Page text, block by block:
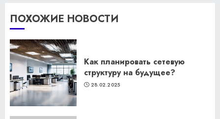
ПОХОЖИЕ НОВОСТИ
Как планировать сетевую
структуру на будущее?
28.02.2025